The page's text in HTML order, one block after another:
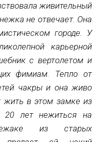
живительный
не отвечает. Она
городе. У
карьерной
с вертолетом и
фимиам. Тепло от
чакры и она живо
жить в этом замке из
20 лет нежиться на
из старых